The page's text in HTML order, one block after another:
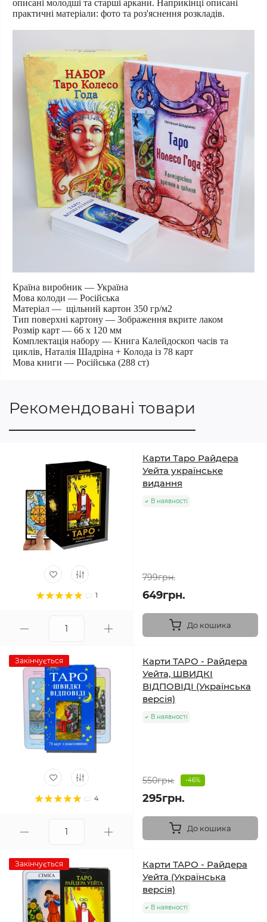
описані молодші та старші аркани. Наприкінці описані
практичні матеріали: фото та роз'яснення розкладів.
Країна виробник — Україна
Мова колоди — Російська
Матеріал — щільний картон 350 гр/м2
Тип поверхні картону — Зображення вкрите лаком
Розмір карт — 66 х 120 мм
Комплектація набору — Книга Калейдоскоп часів та
циклів, Наталія Шадріна + Колода із 78 карт
Мова книги — Російська (288 ст)
Рекомендовані товари
1
Карти Таро Райдера
Уейта українське
видання
В наявності
799грн.
649грн.
До кошика
Закінчується
4
Карти ТАРО - Райдера
Уейта, ШВИДКІ
ВІДПОВІДІ (Українська
версія)
В наявності
550грн. -46%
295грн.
До кошика
Закінчується
Карти ТАРО - Райдера
Уейта (Українська
версія)
В наявності